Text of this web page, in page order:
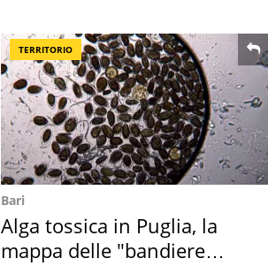
TERRITORIO
Bari
Alga tossica in Puglia, la
mappa delle "bandiere